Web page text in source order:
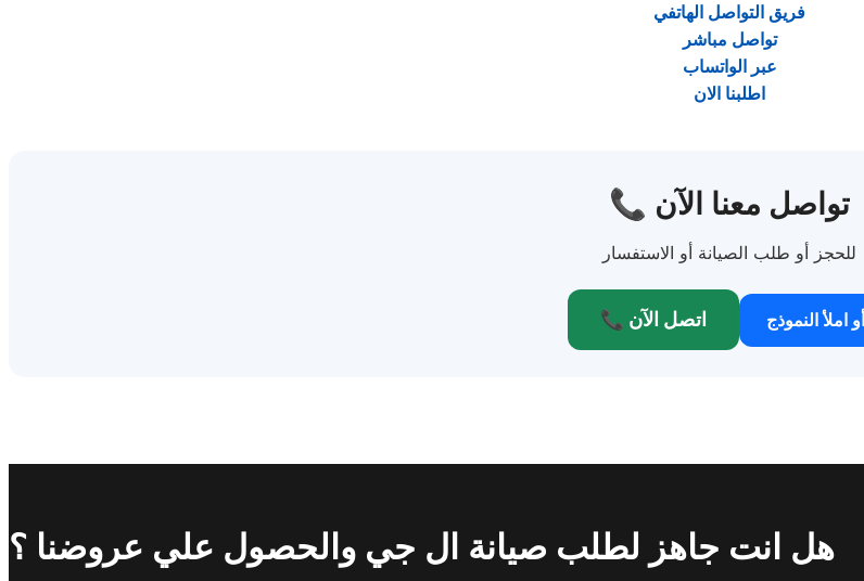
فريق التواصل الهاتفي
تواصل مباشر
عبر الواتساب
اطلبنا الان
📞 تواصل معنا الآن
للحجز أو طلب الصيانة أو الاستفسار
📞 اتصل الآن أو املأ النموذج
هل انت جاهز لطلب صيانة ال جي والحصول علي عروضنا ؟